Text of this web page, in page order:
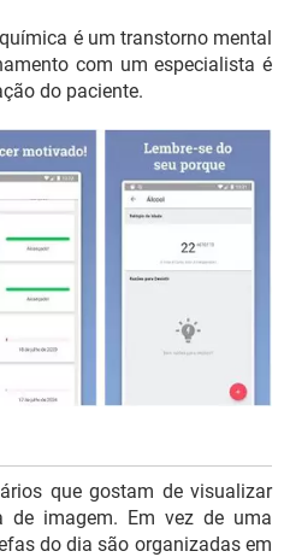
é um transtorno mental
com um especialista é
do paciente.
que gostam de visualizar
de imagem. Em vez de uma
do dia são organizadas em